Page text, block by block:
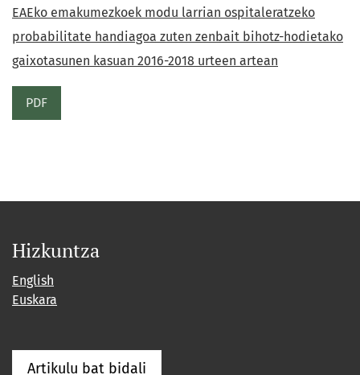
EAEko emakumezkoek modu larrian ospitaleratzeko
probabilitate handiagoa zuten zenbait bihotz-hodietako
gaixotasunen kasuan 2016-2018 urteen artean
PDF
Hizkuntza
English
Euskara
Artikulu bat bidali